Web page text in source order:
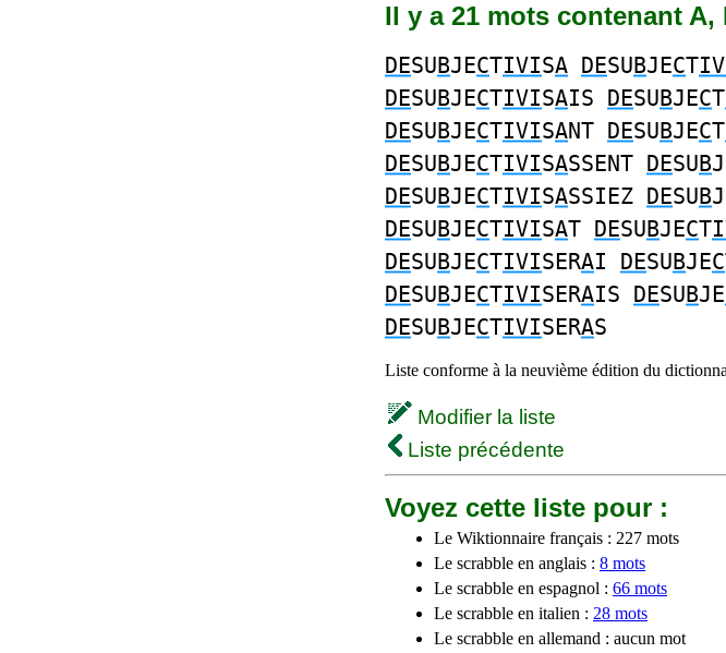
Il y a 21 mots contenant A,
DESUBJECTIVISA DESUBJECT
DESUBJECTIVISAIS DESUBJECT
DESUBJECTIVISANT DESUBJECT
DESUBJECTIVISASSENT DESUB
DESUBJECTIVISASSIEZ DESUB
DESUBJECTIVISAT DESUBJECT
DESUBJECTIVISERAI DESUBJEC
DESUBJECTIVISERAIS DESUBJE
DESUBJECTIVISERAS
Liste conforme à la neuvième édition du
Modifier la liste
Liste précédente
Voyez cette liste pour :
Le Wiktionnaire français : 227 mots
Le scrabble en anglais : 8 mots
Le scrabble en espagnol : 66 mots
Le scrabble en italien : 28 mots
Le scrabble en allemand : aucun mot